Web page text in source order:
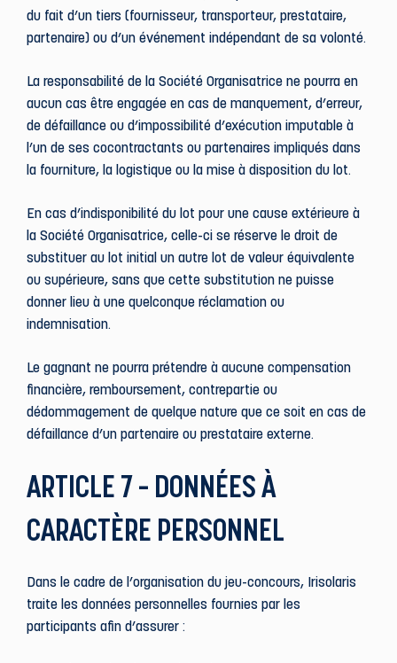
du fait d’un tiers (fournisseur, transporteur, prestataire,
partenaire) ou d’un événement indépendant de sa volonté.
La responsabilité de la Société Organisatrice ne pourra en
aucun cas être engagée en cas de manquement, d’erreur,
de défaillance ou d’impossibilité d’exécution imputable à
l’un de ses cocontractants ou partenaires impliqués dans
la fourniture, la logistique ou la mise à disposition du lot.
En cas d’indisponibilité du lot pour une cause extérieure à
la Société Organisatrice, celle-ci se réserve le droit de
substituer au lot initial un autre lot de valeur équivalente
ou supérieure, sans que cette substitution ne puisse
donner lieu à une quelconque réclamation ou
indemnisation.
Le gagnant ne pourra prétendre à aucune compensation
financière, remboursement, contrepartie ou
dédommagement de quelque nature que ce soit en cas de
défaillance d’un partenaire ou prestataire externe.
ARTICLE 7 – DONNÉES À
CARACTÈRE PERSONNEL
Dans le cadre de l’organisation du jeu-concours, Irisolaris
traite les données personnelles fournies par les
participants afin d’assurer :